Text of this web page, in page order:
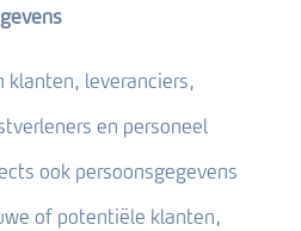
klanten, leveranciers,
en personeel
ook persoonsgegevens
of potentiële klanten,